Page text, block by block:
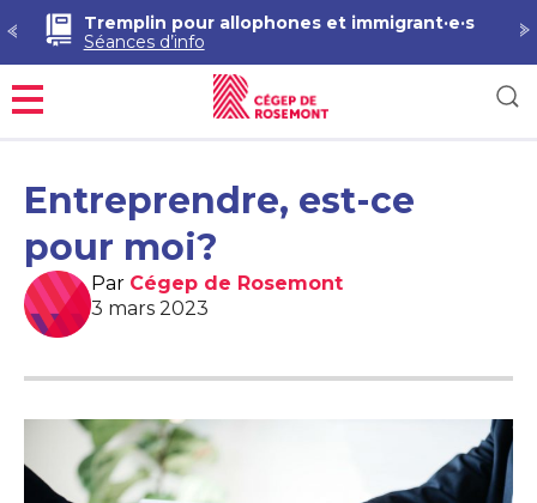
Tremplin pour allophones et immigrant·e·s
Séances d’info
Menu
Entreprendre, est-ce
pour moi?
Par Cégep de Rosemont
3 mars 2023